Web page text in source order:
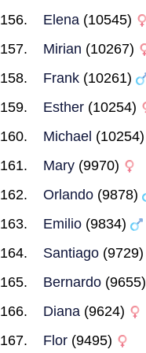
Elena (10545)
Mirian (10267)
Frank (10261)
Esther (10254)
Michael (10254)
Mary (9970)
Orlando (9878)
Emilio (9834)
Santiago (9729)
Bernardo (9655)
Diana (9624)
Flor (9495)